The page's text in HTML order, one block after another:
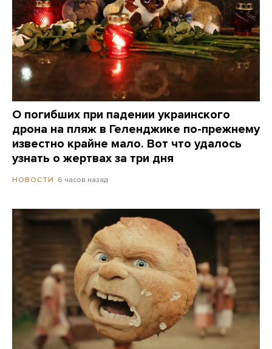
О погибших при падении украинского
дрона на пляж в Геленджике по-прежнему
известно крайне мало. Вот что удалось
узнать о жертвах за три дня
НОВОСТИ 6 часов назад